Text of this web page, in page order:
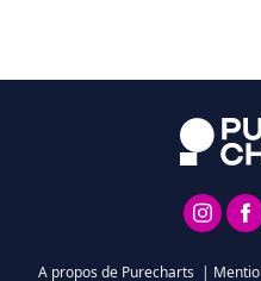
A propos de Purecharts |